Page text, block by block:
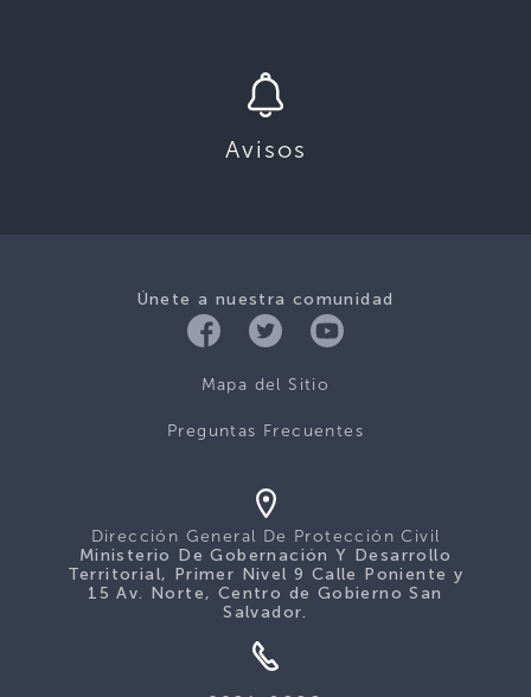
Avisos
Únete a nuestra comunidad
Mapa del Sitio
Preguntas Frecuentes
Dirección General De Protección Civil
Ministerio De Gobernación Y Desarrollo
Territorial, Primer Nivel 9 Calle Poniente y
15 Av. Norte, Centro de Gobierno San
Salvador.